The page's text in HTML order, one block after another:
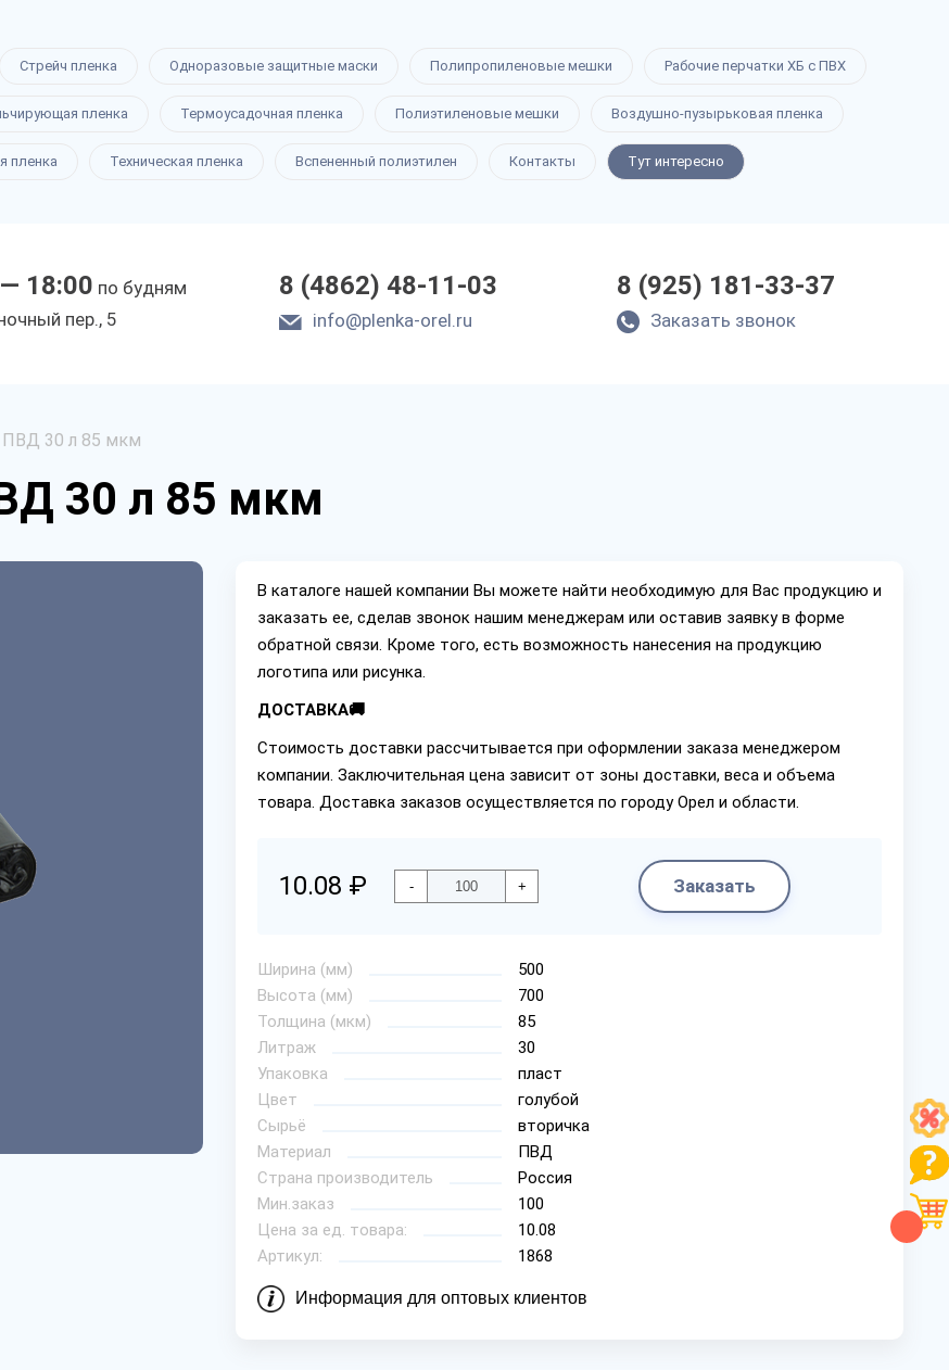
Стрейч пленка Одноразовые защитные маски Полипропиленовые мешки Рабочие перчатки ХБ с ПВХ
пленка Термоусадочная пленка Полиэтиленовые мешки Воздушно-пузырьковая пленка
пленка Техническая пленка Вспененный полиэтилен Контакты Тут интересно
18:00 по будням
пер., 5
8 (4862) 48-11-03
info@plenka-orel.ru
8 (925) 181-33-37
Заказать звонок
30 л 85 мкм
30 л 85 мкм
В каталоге нашей компании Вы можете найти необходимую для Вас продукцию и
заказать ее, сделав звонок нашим менеджерам или оставив заявку в форме
обратной связи. Кроме того, есть возможность нанесения на продукцию
логотипа или рисунка.
ДОСТАВКА🚚
Стоимость доставки рассчитывается при оформлении заказа менеджером
компании. Заключительная цена зависит от зоны доставки, веса и объема
товара. Доставка заказов осуществляется по городу Орел и области.
10.08 ₽ - + Заказать
Ширина (мм)
500
Высота (мм)
700
Толщина (мкм)
85
Литраж
30
Упаковка
пласт
Цвет
голубой
Сырьё
вторичка
Материал
ПВД
Страна производитель
Россия
Мин.заказ
100
Цена за ед. товара:
10.08
Артикул:
1868
Информация для оптовых клиентов